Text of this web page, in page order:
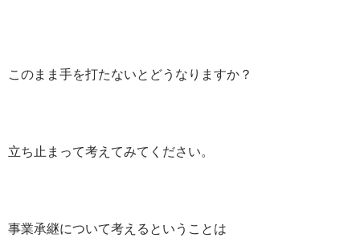
このまま手を打たないとどうなりますか？
立ち止まって考えてみてください。
事業承継について考えるということは